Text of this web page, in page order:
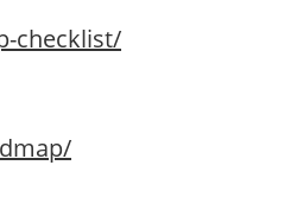
checklist/